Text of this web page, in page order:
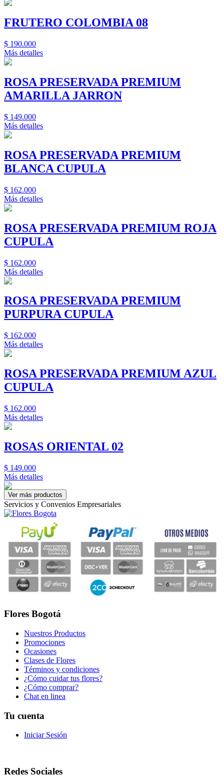
FRUTERO COLOMBIA 08
$ 190.000
Más detalles
ROSA PRESERVADA PREMIUM
AMARILLA JARRON
$ 149.000
Más detalles
ROSA PRESERVADA PREMIUM
BLANCA CUPULA
$ 162.000
Más detalles
ROSA PRESERVADA PREMIUM ROJA
CUPULA
$ 162.000
Más detalles
ROSA PRESERVADA PREMIUM
PURPURA CUPULA
$ 162.000
Más detalles
ROSA PRESERVADA PREMIUM AZUL
CUPULA
$ 162.000
Más detalles
ROSAS ORIENTAL 02
$ 149.000
Más detalles
Servicios y Convenios Empresariales
Flores Bogotá
Nuestros Productos
Promociones
Ocasiones
Clases de Flores
Términos y condiciones
¿Cómo cuidar tus flores?
¿Cómo comprar?
Chat en linea
Tu cuenta
Iniciar Sesión
Redes Sociales